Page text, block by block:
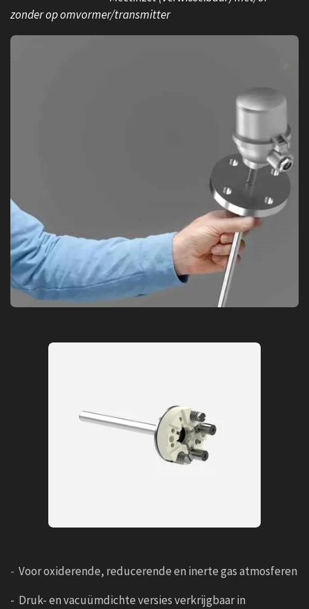
zonder op omvormer/transmitter
- Voor oxiderende, reducerende en inerte gas atmosferen
- Druk- en vacuümdichte versies verkrijgbaar in